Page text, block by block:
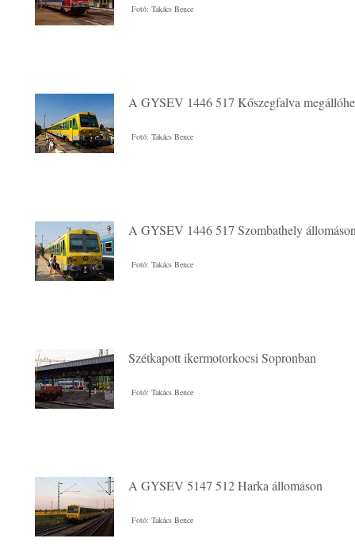
Fotó: Takács Bence
A GYSEV 1446 517 Kőszegfalva
Fotó: Takács Bence
A GYSEV 1446 517 Szombathely
Fotó: Takács Bence
Szétkapott ikermotorkocsi Sopronban
Fotó: Takács Bence
A GYSEV 5147 512 Harka állomáson
Fotó: Takács Bence